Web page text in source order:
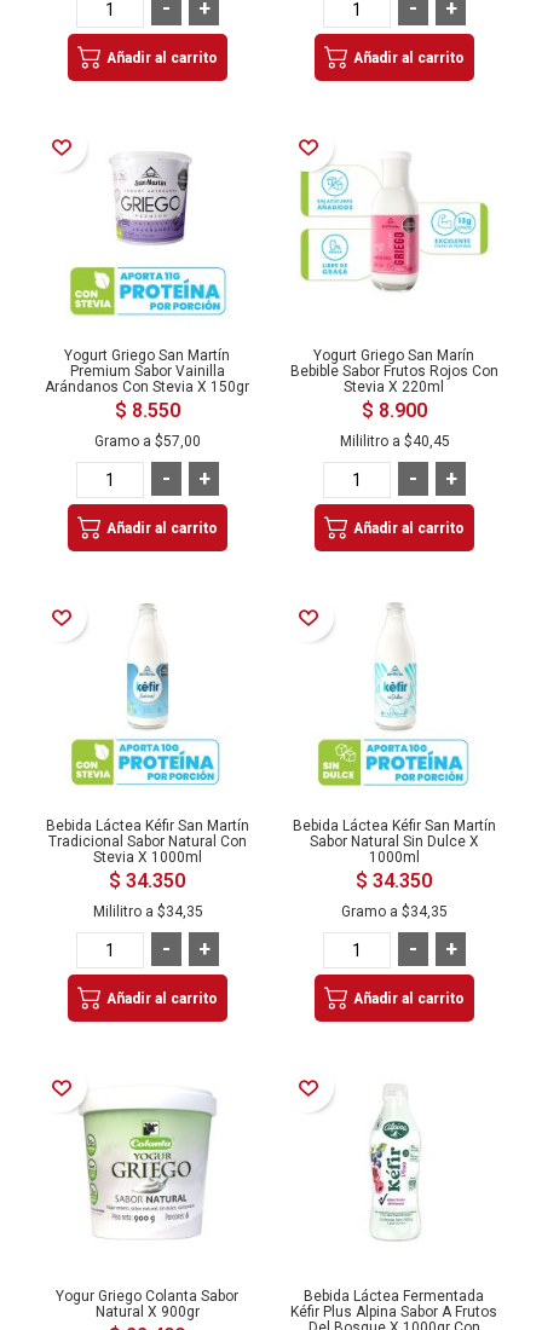
+
-
Añadir al carrito
+
-
Añadir al carrito
Añadir a la Lista de Deseos
Yogurt Griego San Martín
Premium Sabor Vainilla
Arándanos Con Stevia X 150gr
$ 8.550
Gramo a $57,00
+
-
Añadir al carrito
Añadir a la Lista de Deseos
Yogurt Griego San Marín
Bebible Sabor Frutos Rojos Con
Stevia X 220ml
$ 8.900
Mililitro a $40,45
+
-
Añadir al carrito
Añadir a la Lista de Deseos
Bebida Láctea Kéfir San Martín
Tradicional Sabor Natural Con
Stevia X 1000ml
$ 34.350
Mililitro a $34,35
+
-
Añadir al carrito
Añadir a la Lista de Deseos
Bebida Láctea Kéfir San Martín
Sabor Natural Sin Dulce X
1000ml
$ 34.350
Gramo a $34,35
+
-
Añadir al carrito
Añadir a la Lista de Deseos
Yogur Griego Colanta Sabor
Natural X 900gr
Añadir a la Lista de Deseos
Bebida Láctea Fermentada
Kéfir Plus Alpina Sabor A Frutos